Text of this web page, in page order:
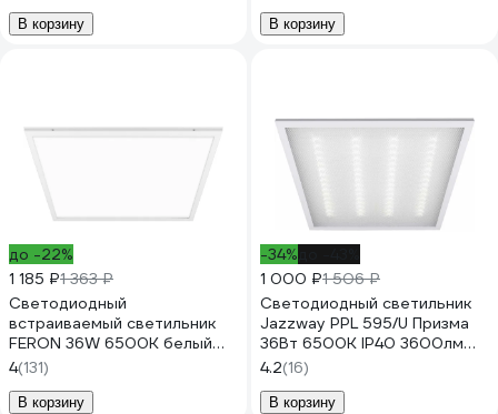
В корзину В корзину
до -22%
1 185 ₽1 363 ₽
Светодиодный
встраиваемый светильник
FERON 36W 6500K белый
AL2115 21083
4(131)
В корзину
-34%
1 000 ₽1 506 ₽
Светодиодный светильник
Jazzway PPL 595/U Призма
36Вт 6500К IP40 3600лм
ДВО/ДПО универс. рассеив.
V2 негорюч. с драйвером
панель 2853509J
4.2(16)
В корзину